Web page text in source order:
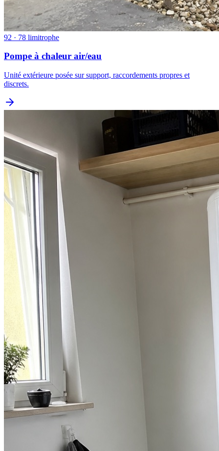
92 · 78 limitrophe
Pompe à chaleur air/eau
Unité extérieure posée sur support, raccordements propres et
discrets.